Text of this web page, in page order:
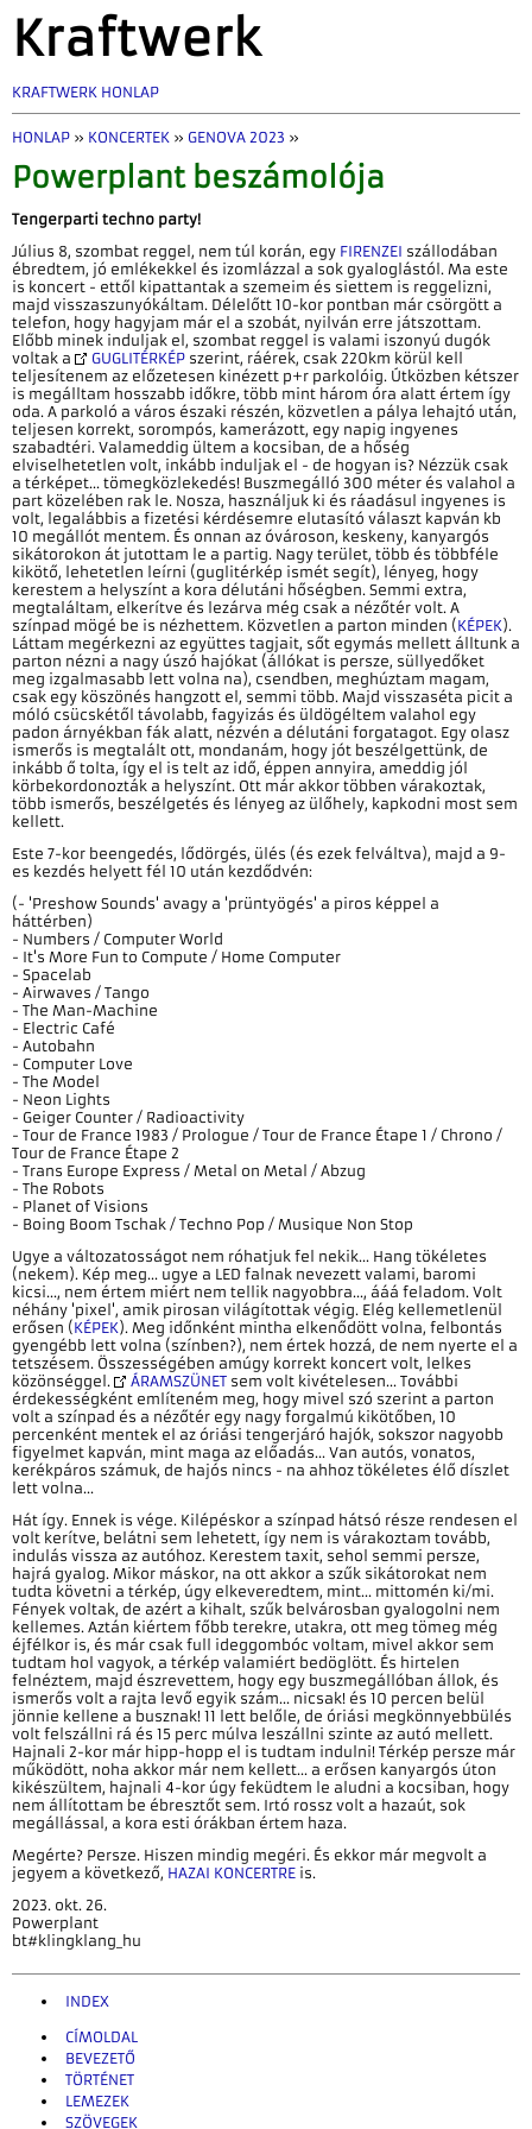
Kraftwerk
KRAFTWERK HONLAP
HONLAP » KONCERTEK » GENOVA 2023 »
Powerplant beszámolója
Tengerparti techno party!
Július 8, szombat reggel, nem túl korán, egy FIRENZEI szállodában
ébredtem, jó emlékekkel és izomlázzal a sok gyaloglástól. Ma este
is koncert - ettől kipattantak a szemeim és siettem is reggelizni,
majd visszaszunyókáltam. Délelőtt 10-kor pontban már csörgött a
telefon, hogy hagyjam már el a szobát, nyilván erre játszottam.
Előbb minek induljak el, szombat reggel is valami iszonyú dugók
voltak a
GUGLITÉRKÉP szerint, ráérek, csak 220km körül kell
teljesítenem az előzetesen kinézett p+r parkolóig. Útközben kétszer
is megálltam hosszabb időkre, több mint három óra alatt értem így
oda. A parkoló a város északi részén, közvetlen a pálya lehajtó után,
teljesen korrekt, sorompós, kamerázott, egy napig ingyenes
szabadtéri. Valameddig ültem a kocsiban, de a hőség
elviselhetetlen volt, inkább induljak el - de hogyan is? Nézzük csak
a térképet... tömegközlekedés! Buszmegálló 300 méter és valahol a
part közelében rak le. Nosza, használjuk ki és ráadásul ingyenes is
volt, legalábbis a fizetési kérdésemre elutasító választ kapván kb
10 megállót mentem. És onnan az óvároson, keskeny, kanyargós
sikátorokon át jutottam le a partig. Nagy terület, több és többféle
kikötő, lehetetlen leírni (guglitérkép ismét segít), lényeg, hogy
kerestem a helyszínt a kora délutáni hőségben. Semmi extra,
megtaláltam, elkerítve és lezárva még csak a nézőtér volt. A
színpad mögé be is nézhettem. Közvetlen a parton minden ( KÉPEK).
Láttam megérkezni az együttes tagjait, sőt egymás mellett álltunk a
parton nézni a nagy úszó hajókat (állókat is persze, süllyedőket
meg izgalmasabb lett volna na), csendben, meghúztam magam,
csak egy köszönés hangzott el, semmi több. Majd visszaséta picit a
móló csücskétől távolabb, fagyizás és üldögéltem valahol egy
padon árnyékban fák alatt, nézvén a délutáni forgatagot. Egy olasz
ismerős is megtalált ott, mondanám, hogy jót beszélgettünk, de
inkább ő tolta, így el is telt az idő, éppen annyira, ameddig jól
körbekordonozták a helyszínt. Ott már akkor többen várakoztak,
több ismerős, beszélgetés és lényeg az ülőhely, kapkodni most sem
kellett.
Este 7-kor beengedés, lődörgés, ülés (és ezek felváltva), majd a 9-
es kezdés helyett fél 10 után kezdődvén:
(- 'Preshow Sounds' avagy a 'prüntyögés' a piros képpel a
háttérben)
- Numbers / Computer World
- It's More Fun to Compute / Home Computer
- Spacelab
- Airwaves / Tango
- The Man-Machine
- Electric Café
- Autobahn
- Computer Love
- The Model
- Neon Lights
- Geiger Counter / Radioactivity
- Tour de France 1983 / Prologue / Tour de France Étape 1 / Chrono /
Tour de France Étape 2
- Trans Europe Express / Metal on Metal / Abzug
- The Robots
- Planet of Visions
- Boing Boom Tschak / Techno Pop / Musique Non Stop
Ugye a változatosságot nem róhatjuk fel nekik... Hang tökéletes
(nekem). Kép meg... ugye a LED falnak nevezett valami, baromi
kicsi..., nem értem miért nem tellik nagyobbra..., ááá feladom. Volt
néhány 'pixel', amik pirosan világítottak végig. Elég kellemetlenül
erősen ( KÉPEK). Meg időnként mintha elkenődött volna, felbontás
gyengébb lett volna (színben?), nem értek hozzá, de nem nyerte el a
tetszésem. Összességében amúgy korrekt koncert volt, lelkes
közönséggel.
ÁRAMSZÜNET sem volt kivételesen... További
érdekességként említeném meg, hogy mivel szó szerint a parton
volt a színpad és a nézőtér egy nagy forgalmú kikötőben, 10
percenként mentek el az óriási tengerjáró hajók, sokszor nagyobb
figyelmet kapván, mint maga az előadás... Van autós, vonatos,
kerékpáros számuk, de hajós nincs - na ahhoz tökéletes élő díszlet
lett volna...
Hát így. Ennek is vége. Kilépéskor a színpad hátsó része rendesen el
volt kerítve, belátni sem lehetett, így nem is várakoztam tovább,
indulás vissza az autóhoz. Kerestem taxit, sehol semmi persze,
hajrá gyalog. Mikor máskor, na ott akkor a szűk sikátorokat nem
tudta követni a térkép, úgy elkeveredtem, mint... mittomén ki/mi.
Fények voltak, de azért a kihalt, szűk belvárosban gyalogolni nem
kellemes. Aztán kiértem főbb terekre, utakra, ott meg tömeg még
éjfélkor is, és már csak full ideggombóc voltam, mivel akkor sem
tudtam hol vagyok, a térkép valamiért bedöglött. És hirtelen
felnéztem, majd észrevettem, hogy egy buszmegállóban állok, és
ismerős volt a rajta levő egyik szám... nicsak! és 10 percen belül
jönnie kellene a busznak! 11 lett belőle, de óriási megkönnyebbülés
volt felszállni rá és 15 perc múlva leszállni szinte az autó mellett.
Hajnali 2-kor már hipp-hopp el is tudtam indulni! Térkép persze már
működött, noha akkor már nem kellett... a erősen kanyargós úton
kikészültem, hajnali 4-kor úgy feküdtem le aludni a kocsiban, hogy
nem állítottam be ébresztőt sem. Irtó rossz volt a hazaút, sok
megállással, a kora esti órákban értem haza.
Megérte? Persze. Hiszen mindig megéri. És ekkor már megvolt a
jegyem a következő, HAZAI KONCERTRE is.
2023. okt. 26.
Powerplant
bt#klingklang_hu
INDEX
CÍMOLDAL
BEVEZETŐ
TÖRTÉNET
LEMEZEK
SZÖVEGEK